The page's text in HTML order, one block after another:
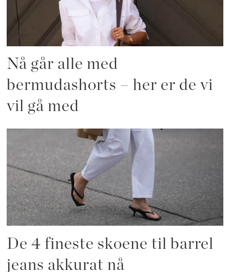
Nå går alle med
bermudashorts – her er de vi
vil gå med
De 4 fineste skoene til barrel
jeans akkurat nå